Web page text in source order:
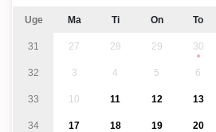
Uge Ma Ti On To
31 27 28 29 30
32 3 4 5 6
33 10 11 12 13
34 17 18 19 20